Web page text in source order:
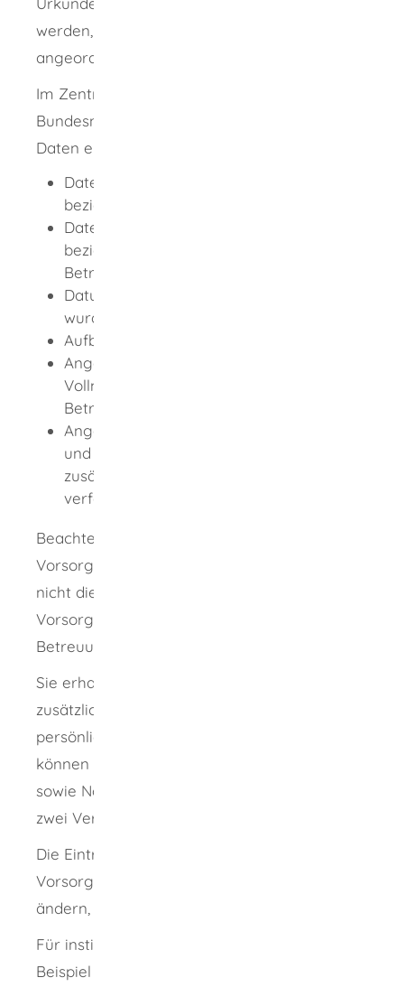
werden, dass eine rechtliche Betreuung
angeordnet wird.
Im Zentralen Vorsorgeregister der
Bundesnotarkammer können Sie folgende
Daten elektronisch registrieren lassen:
Daten des Vollmachtgebers
beziehungsweise des Verfügenden
Daten des Bevollmächtigten
beziehungsweise des vorgeschlagenen
Betreuers
Datum, an dem die Urkunde errichtet
wurde
Aufbewahrungsort der Urkunde
Angaben, zu welchem Zweck die
Vollmacht erteilt beziehungsweise die
Betreuungsverfügung verfasst wurde
Angaben über besondere Anordnungen
und Wünsche, hierzu zählt auch, ob
zusätzlich eine Patientenverfügung
verfasst wurde
Beachten Sie dabei, dass das Zentrale
Vorsorgeregister nicht das Schriftstück (auch
nicht die Kopie) verwahrt, in dem die
Vorsorgevollmacht beziehungsweise die
Betreuungsverfügung enthalten ist.
Sie erhalten bei einer Neueintragung
zusätzlich zur Eintragungsbestätigung eine
persönliche ZVR-Card. Auf dieser Karte
können Sie den Namen des Vollmachtgebers
sowie Namen und Telefonnummern von bis zu
zwei Vertrauenspersonen notieren.
Die Eintragungen im Zentralen
Vorsorgeregister können Sie jederzeit
ändern, ergänzen oder löschen lassen.
Für institutionelle Nutzer des Registers (zum
Beispiel beim Zentralen Vorsorgeregister